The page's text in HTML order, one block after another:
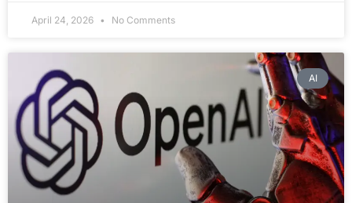
April 24, 2026 No Comments
AI